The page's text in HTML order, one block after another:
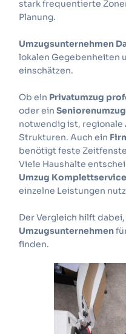
stark frequentierte
Planung.
Umzugsunternehmen
lokalen Gegebenheiten
einschätzen.
Ob ein Privatumzug
oder einSeniorenumzug
notwendig ist,
Strukturen. Auch ein
benötigt feste
Viele Haushalte
Umzug Komplettservice
einzelne Leistungen
Der Vergleich hilft
Umzugsunternehmen
finden.